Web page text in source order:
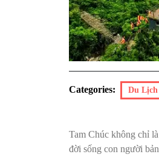
Categories: Du Lịch
Tam Chúc không chỉ
đời sống con người